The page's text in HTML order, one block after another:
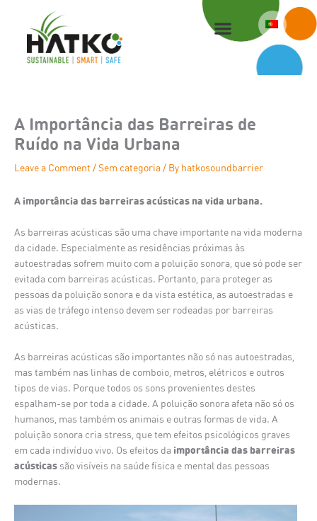
content
A Importância das Barreiras de
Ruído na Vida Urbana
Leave a Comment /Sem categoria/ By hatkosoundbarrier
A importância das barreiras acústicas na vida urbana.
As barreiras acústicas são uma chave importante na vida moderna
da cidade. Especialmente as residências próximas às
autoestradas sofrem muito com a poluição sonora, que só pode ser
evitada com barreiras acústicas. Portanto, para proteger as
pessoas da poluição sonora e da vista estética, as autoestradas e
as vias de tráfego intenso devem ser rodeadas por barreiras
acústicas.
As barreiras acústicas são importantes não só nas autoestradas,
mas também nas linhas de comboio, metros, elétricos e outros
tipos de vias. Porque todos os sons provenientes destes
espalham-se por toda a cidade. A poluição sonora afeta não só os
humanos, mas também os animais e outras formas de vida. A
poluição sonora cria stress, que tem efeitos psicológicos graves
em cada indivíduo vivo. Os efeitos da importância das barreiras
acústicas são visíveis na saúde física e mental das pessoas
modernas.